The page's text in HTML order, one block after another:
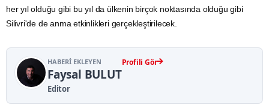
her yıl olduğu gibi bu yıl da ülkenin birçok noktasında olduğu gibi
Silivri'de de anma etkinlikleri gerçekleştirilecek.
HABERI EKLEYEN
Faysal BULUT
Editor
Profili Gör